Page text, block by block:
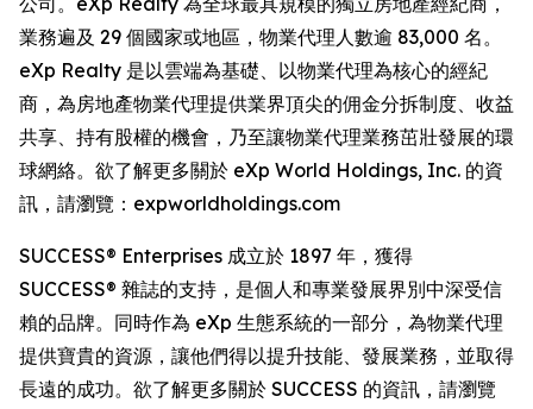
業務遍及 29 個國家或地區，物業代理人數逾 83,000 名。
eXp Realty 是以雲端為基礎、以物業代理為核心的經紀
商，為房地產物業代理提供業界頂尖的佣金分拆制度、收益
共享、持有股權的機會，乃至讓物業代理業務茁壯發展的環
球網絡。欲了解更多關於 eXp World Holdings, Inc. 的資
訊，請瀏覽：expworldholdings.com
SUCCESS® Enterprises 成立於 1897 年，獲得
SUCCESS® 雜誌的支持，是個人和專業發展界別中深受信
賴的品牌。同時作為 eXp 生態系統的一部分，為物業代理
提供寶貴的資源，讓他們得以提升技能、發展業務，並取得
長遠的成功。欲了解更多關於 SUCCESS 的資訊，請瀏覽